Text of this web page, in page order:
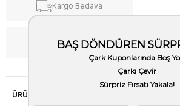
Kargo Bedava
WhatsApp’tan Bilgi
ÜRÜN ÖZELLIKLERI